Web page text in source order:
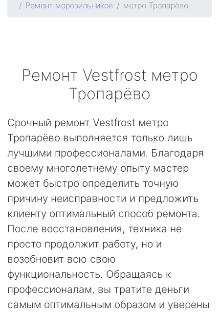
Ремонт морозильников
метро Тропарёво
Ремонт Vestfrost метро
Тропарёво
Срочный ремонт Vestfrost метро
Тропарёво выполняется только лишь
лучшими профессионалами. Благодаря
своему многолетнему опыту мастер
может быстро определить точную
причину неисправности и предложить
клиенту оптимальный способ ремонта.
После восстановления, техника не
просто продолжит работу, но и
возобновит всю свою
функциональность. Обращаясь к
профессионалам, вы тратите деньги
самым оптимальным образом и уверены